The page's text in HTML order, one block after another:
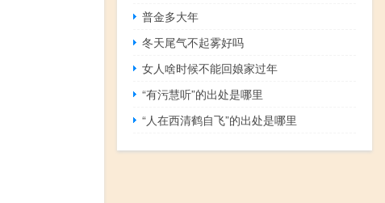
普金多大年
冬天尾气不起雾好吗
女人啥时候不能回娘家过年
“有污慧听”的出处是哪里
“人在西清鹤自飞”的出处是哪里